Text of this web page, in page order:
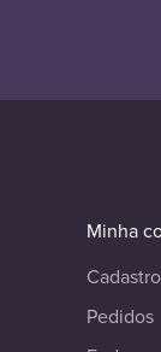
Minha
Cadastro
Pedidos